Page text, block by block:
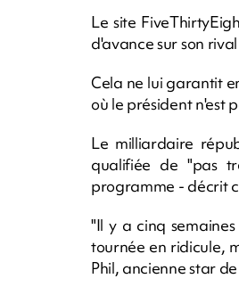
Le site
d'avance sur son
Cela ne lui garantit
où le président n'est
Le milliardaire
qualifiée de "pas
programme - décrit
"Il y a cinq
tournée en ridicule,
Phil, ancienne star